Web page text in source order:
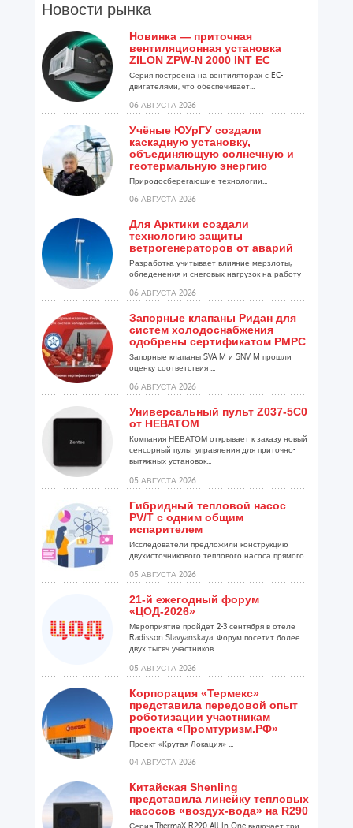
Новости рынка
Новинка — приточная
вентиляционная установка
ZILON ZPW-N 2000 INT EC
Серия построена на вентиляторах с EC-
двигателями, что обеспечивает...
06 АВГУСТА 2026
Учёные ЮУрГУ создали
каскадную установку,
объединяющую солнечную и
геотермальную энергию
Природосберегающие технологии...
06 АВГУСТА 2026
Для Арктики создали
технологию защиты
ветрогенераторов от аварий
Разработка учитывает влияние мерзлоты,
обледенения и снеговых нагрузок на работу
06 АВГУСТА 2026
Запорные клапаны Ридан для
систем холодоснабжения
одобрены сертификатом РМРС
Запорные клапаны SVA M и SNV M прошли
оценку соответствия ...
06 АВГУСТА 2026
Универсальный пульт Z037-5C0
от НЕВАТОМ
Компания НЕВАТОМ открывает к заказу новый
сенсорный пульт управления для приточно-
вытяжных установок...
05 АВГУСТА 2026
Гибридный тепловой насос
PV/T с одним общим
испарителем
Исследователи предложили конструкцию
двухисточникового теплового насоса прямого
05 АВГУСТА 2026
21-й ежегодный форум
«ЦОД-2026»
Мероприятие пройдет 2-3 сентября в отеле
Radisson Slavyanskaya. Форум посетит более
двух тысяч участников...
05 АВГУСТА 2026
Корпорация «Термекс»
представила передовой опыт
роботизации участникам
проекта «Промтуризм.РФ»
Проект «Крутая Локация» ...
04 АВГУСТА 2026
Китайская Shenling
представила линейку тепловых
насосов «воздух-вода» на R290
Серия ThermaX R290 All-In-One включает три